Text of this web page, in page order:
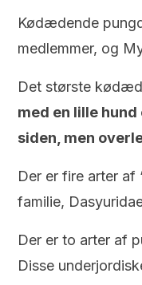
Kødædende
medlemmer, og
Det største
med en lille hund
siden, men
Der er fire arter af
familie,
Der er to arter af
Disse